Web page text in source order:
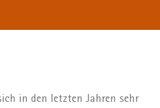
in den letzten Jahren sehr